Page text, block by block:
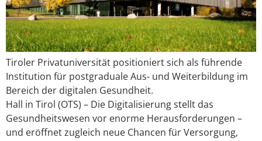
Tiroler Privatuniversität positioniert sich als führende
Institution für postgraduale Aus- und Weiterbildung im
Bereich der digitalen Gesundheit.
Hall in Tirol (OTS) – Die Digitalisierung stellt das
Gesundheitswesen vor enorme Herausforderungen –
und eröffnet zugleich neue Chancen für Versorgung,